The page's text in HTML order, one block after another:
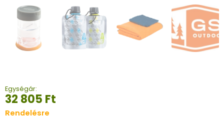
Egységár:
32 805 Ft
Rendelésre